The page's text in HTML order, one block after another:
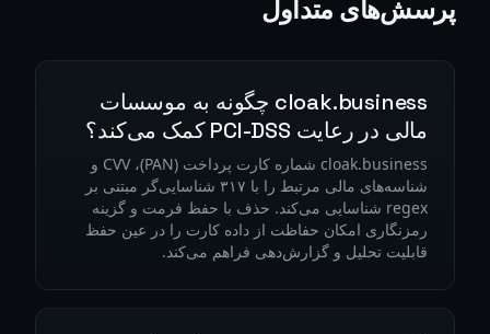
پرسش‌های متداول
cloak.business چگونه به موسسات
مالی در رعایت PCI-DSS کمک می‌کند؟
cloak.business شماره کارت پرداخت (PAN)، CVV و
شناسه‌های مالی مرتبط را با ۳۱۷ شناسایی‌گر مبتنی بر
regex شناسایی می‌کند. حذف با حفظ فرمت و گزینه
رمزنگاری امکان حفاظت از داده کارت را در عین حفظ
قابلیت تحلیل و گزارش‌دهی فراهم می‌کند.